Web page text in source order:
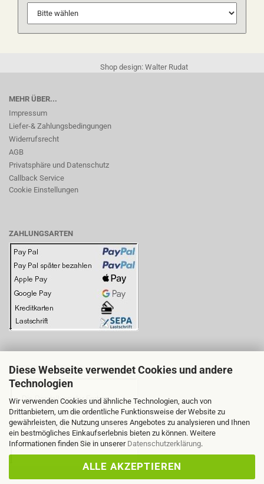
Diese Webseite verwendet Cookies und andere
Technologien
Wir verwenden Cookies und ähnliche Technologien, auch von
Drittanbietern, um die ordentliche Funktionsweise der Website zu
gewährleisten, die Nutzung unseres Angebotes zu analysieren und Ihnen
ein bestmögliches Einkaufserlebnis bieten zu können. Weitere
Informationen finden Sie in unserer Datenschutzerklärung.
ALLE AKZEPTIEREN
Shop design: Walter Rudat
MEHR ÜBER...
Impressum
Liefer-& Zahlungsbedingungen
Widerrufsrecht
AGB
Privatsphäre und Datenschutz
Callback Service
Cookie Einstellungen
ZAHLUNGSARTEN
BITTE BEACHTEN SIE: